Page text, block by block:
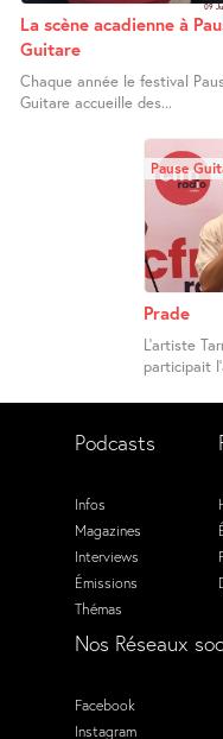
09
La scène acadienne à
Guitare
Chaque année le festival
Guitare accueille des...
Pause
Prade
L’artiste
participait
Podcasts
Infos
Magazines
Interviews
Émissions
Thémas
Nos Réseaux
Facebook
Instagram